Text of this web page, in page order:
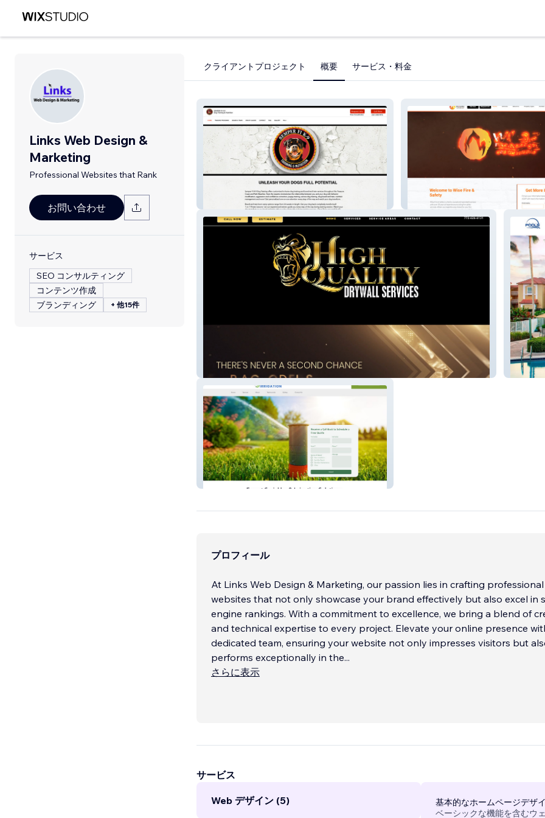
Links Web Design &
Marketing
Professional Websites that Rank
お問い合わせ
サービス
SEO コンサルティング
コンテンツ作成
ブランディング
+ 他15件
クライアントプロジェクト 概要 サービス・料金
Semper Fi K-9 Wise Fire & Safety
High Quality Drywall USA
All Masters Irrigation
プロフィール
At Links Web Design & Marketing, our passion lies in crafting professional
websites that not only showcase your brand effectively but also excel in
engine rankings. With a commitment to excellence, we bring a blend of
and technical expertise to every project. Elevate your online presence
dedicated team, ensuring your website not only impresses visitors but
performs exceptionally in the...
さらに表示
サービス
Web デザイン (5)
基本的なホームページデザ
ベーシックな機能を含むウ